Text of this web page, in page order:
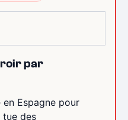
par
Espagne pour
tue des